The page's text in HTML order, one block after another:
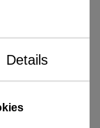
/ DIN EN
Details